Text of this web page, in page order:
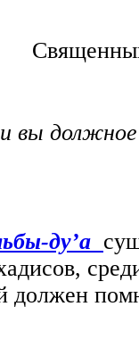
вы
ду’а
должен